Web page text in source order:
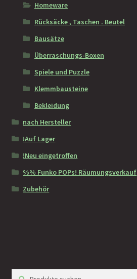
Homeware
Rücksäcke , Taschen . Beutel
Bausätze
Überraschungs-Boxen
Spiele und Puzzle
Klemmbausteine
Bekleidung
nach Hersteller
!Auf Lager
!Neu eingetroffen
%% Funko POPs! Räumungsverkauf
Zubehör
Suchen
Suchen